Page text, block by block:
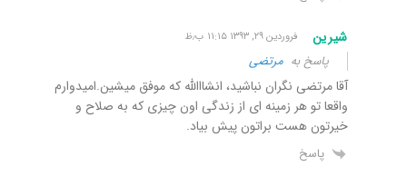
شیرین فروردین ۲۹, ۱۳۹۳ ۱۱:۱۵ ب٫ظ
پاسخ به مرتضی
آقا مرتضی نگران نباشید، انشااالله که موفق میشین.امیدوارم
واقعا تو هر زمینه ای از زندگی اون چیزی که به صلاح و
خیرتون هست براتون پیش بیاد.
پاسخ